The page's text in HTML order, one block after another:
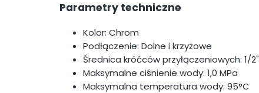
Parametry techniczne
Kolor: Chrom
Podłączenie: Dolne i krzyżowe
Średnica króćców przyłączeniowych: 1/2"
Maksymalne ciśnienie wody: 1,0 MPa
Maksymalna temperatura wody: 95°C